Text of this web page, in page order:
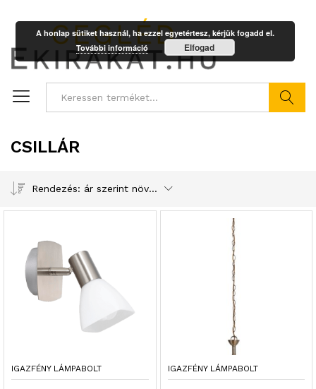
CSILLÁR
Rendezés: ár szerint növekvő
IGAZFÉNY LÁMPABOLT IGAZFÉNY LÁMPABOLT
A honlap sütiket használ, ha ezzel egyetértesz, kérjük fogadd el.
További információ
Elfogad